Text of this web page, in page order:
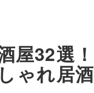
屋32選！
ゃれ居酒